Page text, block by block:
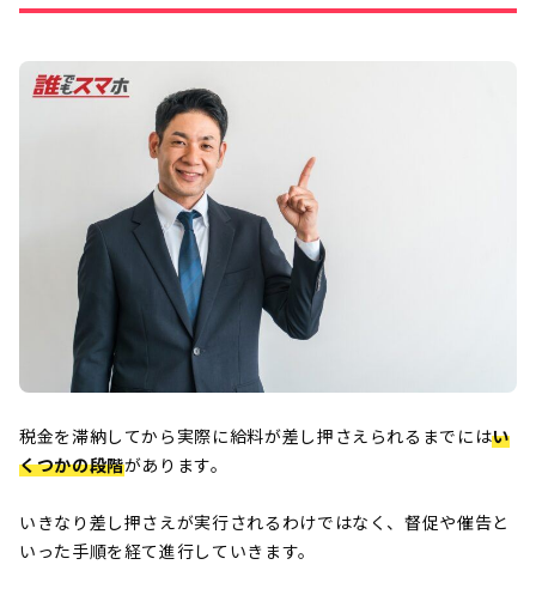
税金を滞納してから実際に給料が差し押さえられるまでにはい
くつかの段階があります。
いきなり差し押さえが実行されるわけではなく、督促や催告と
いった手順を経て進行していきます。